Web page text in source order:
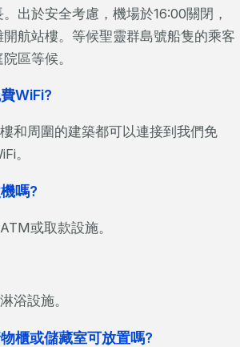
出於安全考慮，機場於16:00關閉，
航站樓。等候聖靈群島號船隻的乘客
區等候。
WiFi?
和周圍的建築都可以連接到我們免
。
嗎?
或取款設施。
浴設施。
櫃或儲藏室可放置嗎?